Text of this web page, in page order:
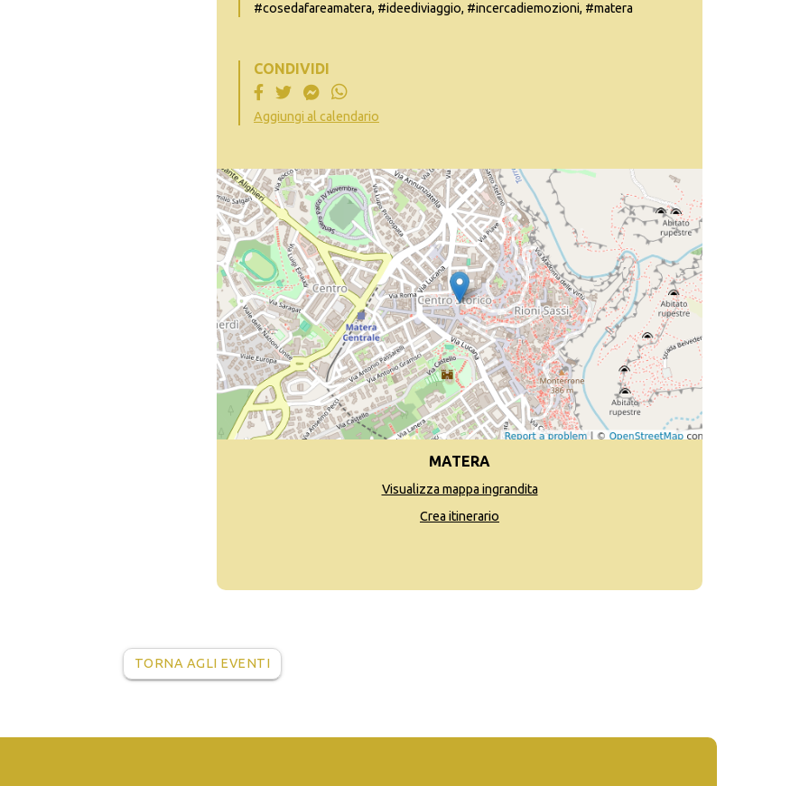
#cosedafareamatera, #ideediviaggio, #incercadiemozioni, #matera
CONDIVIDI
Aggiungi al calendario
MATERA
Visualizza mappa ingrandita
Crea itinerario
TORNA AGLI EVENTI